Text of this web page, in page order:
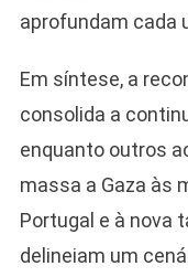
aprofundam cada
Em síntese, a
consolida a
enquanto outros
massa a Gaza às
Portugal e à nova
delineiam um